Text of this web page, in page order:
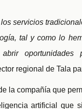
servicios
tal y como lo
oportunidades
regional de Tala
la compañía que
artificial que